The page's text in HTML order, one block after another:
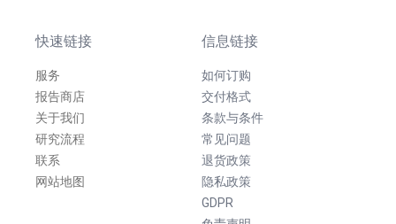
快速链接
服务
报告商店
关于我们
研究流程
联系
网站地图
信息链接
如何订购
交付格式
条款与条件
常见问题
退货政策
隐私政策
GDPR